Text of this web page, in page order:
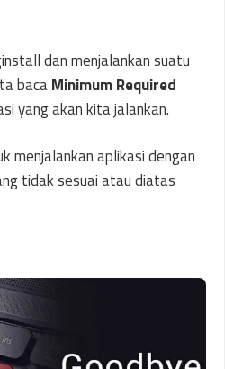
dan menjalankan suatu
bacaMinimum Required
yang akan kita jalankan.
menjalankan aplikasi dengan
tidak sesuai atau diatas